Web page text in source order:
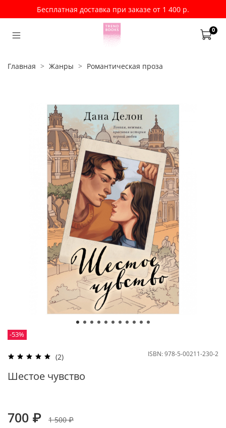
Бесплатная доставка при заказе от 1 400 р.
0
Главная Жанры Романтическая проза
-53%
(2) ISBN:978-5-00211-230-2
Шестое чувство
700 ₽ 1 500 ₽